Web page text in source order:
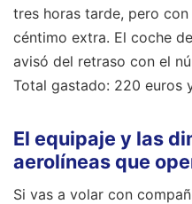
tres horas tarde, pero
céntimo extra. El coche
avisó del retraso con el
Total gastado: 220 euros
El equipaje y las
aerolíneas que
Si vas a volar con